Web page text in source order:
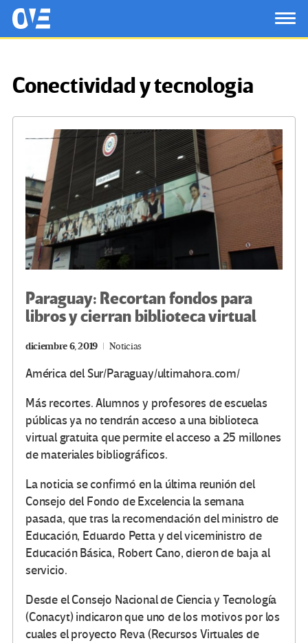
Saltar al contenido principal
OtrasVocesenEducacion.org
Conectividad y tecnologia
Paraguay: Recortan fondos para
libros y cierran biblioteca virtual
diciembre 6, 2019 Noticias
América del Sur/Paraguay/ultimahora.com/
Más recortes. Alumnos y profesores de escuelas
públicas ya no tendrán acceso a una biblioteca
virtual gratuita que permite el acceso a 25 millones
de materiales bibliográficos.
La noticia se confirmó en la última reunión del
Consejo del Fondo de Excelencia la semana
pasada, que tras la recomendación del ministro de
Educación, Eduardo Petta y del viceministro de
Educación Básica, Robert Cano, dieron de baja al
servicio.
Desde el Consejo Nacional de Ciencia y Tecnología
(Conacyt) indicaron que uno de los motivos por los
cuales el proyecto Reva (Recursos Virtuales de